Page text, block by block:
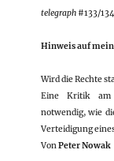
telegraph#133/134
Hinweis auf
Wird die Rechte
Eine Kritik am
notwendig, wie
Verteidigung
VonPeter Nowak